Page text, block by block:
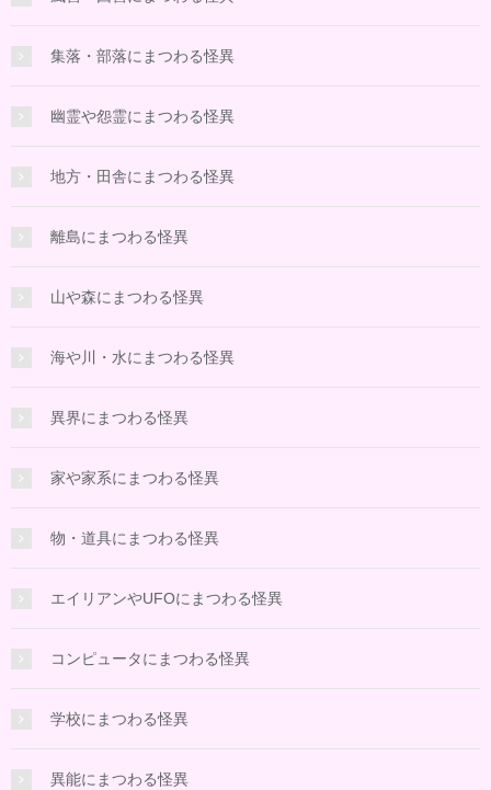
集落・部落にまつわる怪異
幽霊や怨霊にまつわる怪異
地方・田舎にまつわる怪異
離島にまつわる怪異
山や森にまつわる怪異
海や川・水にまつわる怪異
異界にまつわる怪異
家や家系にまつわる怪異
物・道具にまつわる怪異
エイリアンやUFOにまつわる怪異
コンピュータにまつわる怪異
学校にまつわる怪異
異能にまつわる怪異